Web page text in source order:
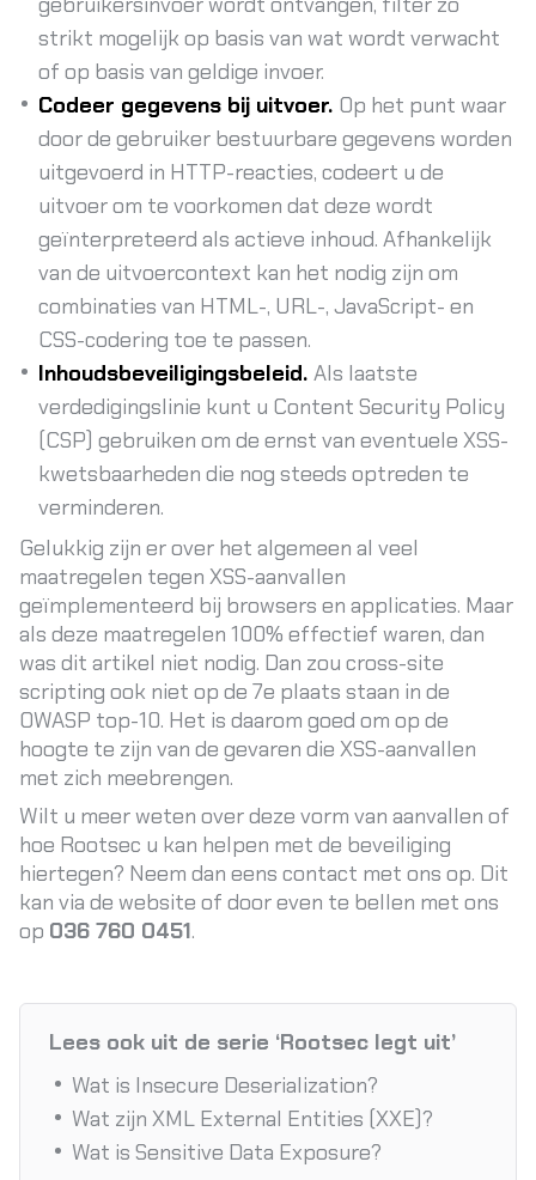
strikt mogelijk op basis van wat wordt verwacht
of op basis van geldige invoer.
Codeer gegevens bij uitvoer. Op het punt waar
door de gebruiker bestuurbare gegevens worden
uitgevoerd in HTTP-reacties, codeert u de
uitvoer om te voorkomen dat deze wordt
geïnterpreteerd als actieve inhoud. Afhankelijk
van de uitvoercontext kan het nodig zijn om
combinaties van HTML-, URL-, JavaScript- en
CSS-codering toe te passen.
Inhoudsbeveiligingsbeleid. Als laatste
verdedigingslinie kunt u Content Security Policy
(CSP) gebruiken om de ernst van eventuele XSS-
kwetsbaarheden die nog steeds optreden te
verminderen.
Gelukkig zijn er over het algemeen al veel
maatregelen tegen XSS-aanvallen
geïmplementeerd bij browsers en applicaties. Maar
als deze maatregelen 100% effectief waren, dan
was dit artikel niet nodig. Dan zou cross-site
scripting ook niet op de 7e plaats staan in de
OWASP top-10. Het is daarom goed om op de
hoogte te zijn van de gevaren die XSS-aanvallen
met zich meebrengen.
Wilt u meer weten over deze vorm van aanvallen of
hoe Rootsec u kan helpen met de beveiliging
hiertegen? Neem dan eens contact met ons op. Dit
kan via de website of door even te bellen met ons
op 036 760 0451.
Lees ook uit de serie ‘Rootsec legt uit’
Wat is Insecure Deserialization?
Wat zijn XML External Entities (XXE)?
Wat is Sensitive Data Exposure?